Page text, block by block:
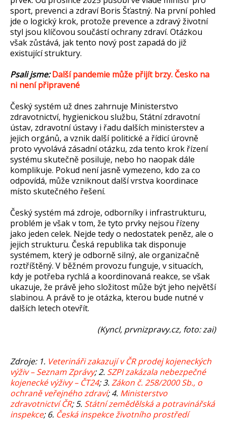
sport, prevenci a zdraví Boris Šťastný. Na první pohled
jde o logický krok, protože prevence a zdravý životní
styl jsou klíčovou součástí ochrany zdraví. Otázkou
však zůstává, jak tento nový post zapadá do již
existující struktury.
Psali jsme:Další pandemie může přijít brzy. Česko na
ni není připravené
Český systém už dnes zahrnuje Ministerstvo
zdravotnictví, hygienickou službu, Státní zdravotní
ústav, zdravotní ústavy i řadu dalších ministerstev a
jejich orgánů, a vznik další politické a řídicí úrovně
proto vyvolává zásadní otázku, zda tento krok řízení
systému skutečně posiluje, nebo ho naopak dále
komplikuje. Pokud není jasně vymezeno, kdo za co
odpovídá, může vzniknout další vrstva koordinace
místo skutečného řešení.
Český systém má zdroje, odborníky i infrastrukturu,
problém je však v tom, že tyto prvky nejsou řízeny
jako jeden celek. Nejde tedy o nedostatek peněz, ale o
jejich strukturu. Česká republika tak disponuje
systémem, který je odborně silný, ale organizačně
roztříštěný. V běžném provozu funguje, v situacích,
kdy je potřeba rychlá a koordinovaná reakce, se však
ukazuje, že právě jeho složitost může být jeho největší
slabinou. A právě to je otázka, kterou bude nutné v
dalších letech otevřít.
(Kyncl, prvnizpravy.cz, foto: zai)
Zdroje: 1. Veterináři zakazují v ČR prodej kojeneckých
výživ – Seznam Zprávy; 2. SZPI zakázala nebezpečné
kojenecké výživy – ČT24; 3.Zákon č. 258/2000 Sb., o
ochraně veřejného zdraví; 4. Ministerstvo
zdravotnictví ČR; 5. Státní zemědělská a potravinářská
inspekce; 6. Česká inspekce životního prostředí